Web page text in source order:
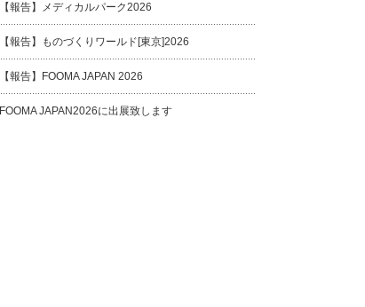
【報告】メディカルパーク2026
【報告】ものづくりワールド[東京]2026
【報告】FOOMA JAPAN 2026
FOOMA JAPAN2026に出展致します